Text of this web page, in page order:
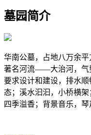
墓园简介
华南公墓，占地八万余
著名河流——大治河，气
要求设计和建设，排水
态；溪水汩汩，小桥横架
四季溢香；背景音乐，